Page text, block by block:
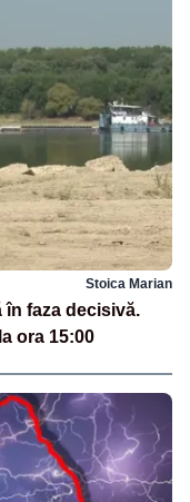
Stoica Marian
în faza decisivă.
ora 15:00